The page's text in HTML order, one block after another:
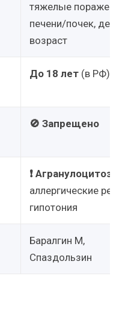
тяжелые поражения
печени/почек,
возраст
До 18 лет (в РФ)
🚫 Запрещено
❗ Агранулоцитоз
аллергические
гипотония
Баралгин М,
Спаздользин